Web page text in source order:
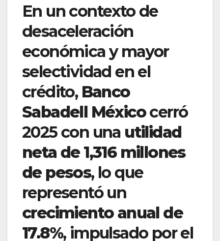
En un contexto de
desaceleración
económica y mayor
selectividad en el
crédito, Banco
Sabadell Méxicocerró
2025 con una utilidad
neta de 1,316 millones
de pesos, lo que
representó un
crecimiento anual de
17.8%, impulsado por el